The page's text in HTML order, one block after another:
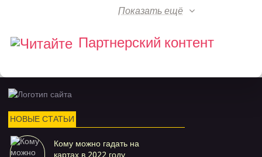
Показать ещё
Партнерский контент
НОВЫЕ СТАТЬИ
Кому можно гадать на
картах в 2022 году